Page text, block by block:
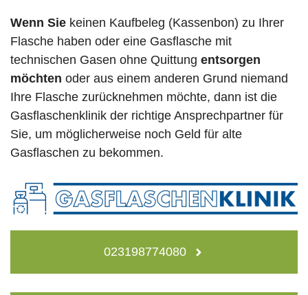
Wenn Sie keinen Kaufbeleg (Kassenbon) zu Ihrer
Flasche haben oder eine Gasflasche mit
technischen Gasen ohne Quittung entsorgen
möchten oder aus einem anderen Grund niemand
Ihre Flasche zurücknehmen möchte, dann ist die
Gasflaschenklinik der richtige Ansprechpartner für
Sie, um möglicherweise noch Geld für alte
Gasflaschen zu bekommen.
023198774080